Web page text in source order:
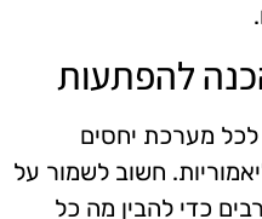
להפתעות
מערכת יחסים
חשוב לשמור על
כדי להבין מה כל